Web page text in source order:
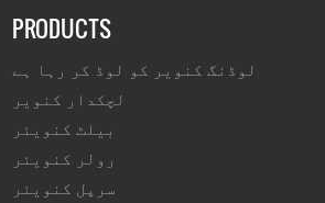
PRODUCTS
لوڈنگ کنویر کو لوڈ کر رہا ہے
لچکدار کنویر
بیلٹ کنویئر
رولر کنویئر
سرپل کنویئر